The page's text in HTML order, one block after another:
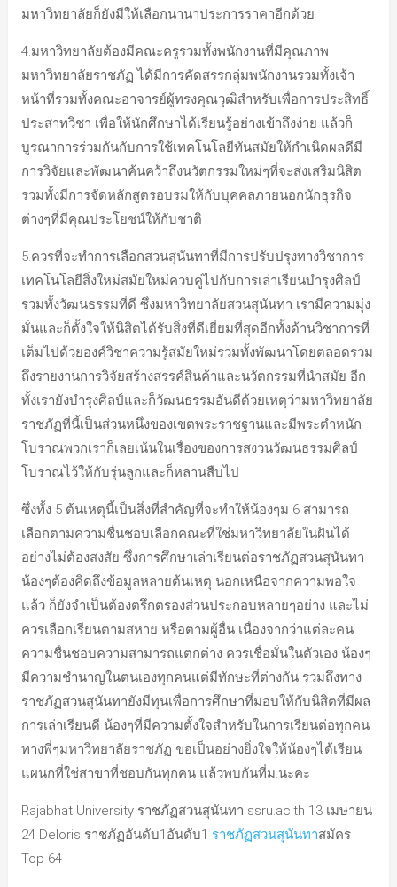
มหาวิทยาลัยก็ยังมีให้เลือกนานาประการราคาอีกด้วย
4.มหาวิทยาลัยต้องมีคณะครูรวมทั้งพนักงานที่มีคุณภาพ
มหาวิทยาลัยราชภัฏ ได้มีการคัดสรรกลุ่มพนักงานรวมทั้งเจ้า
หน้าที่รวมทั้งคณะอาจารย์ผู้ทรงคุณวุฒิสำหรับเพื่อการประสิทธิ์
ประสาทวิชา เพื่อให้นักศึกษาได้เรียนรู้อย่างเข้าถึงง่าย แล้วก็
บูรณาการร่วมกันกับการใช้เทคโนโลยีทันสมัยให้กำเนิดผลดีมี
การวิจัยและพัฒนาค้นคว้าถึงนวัตกรรมใหม่ๆที่จะส่งเสริมนิสิต
รวมทั้งมีการจัดหลักสูตรอบรมให้กับบุคคลภายนอกนักธุรกิจ
ต่างๆที่มีคุณประโยชน์ให้กับชาติ
5.ควรที่จะทำการเลือกสวนสุนันทาที่มีการปรับปรุงทางวิชาการ
เทคโนโลยีสิ่งใหม่สมัยใหม่ควบคู่ไปกับการเล่าเรียนบำรุงศิลป์
รวมทั้งวัฒนธรรมที่ดี ซึ่งมหาวิทยาลัยสวนสุนันทา เรามีความมุ่ง
มั่นและก็ตั้งใจให้นิสิตได้รับสิ่งที่ดีเยี่ยมที่สุดอีกทั้งด้านวิชาการที่
เต็มไปด้วยองค์วิชาความรู้สมัยใหม่รวมทั้งพัฒนาโดยตลอดรวม
ถึงรายงานการวิจัยสร้างสรรค์สินค้าและนวัตกรรมที่นำสมัย อีก
ทั้งเรายังบำรุงศิลป์และก็วัฒนธรรมอันดีด้วยเหตุว่ามหาวิทยาลัย
ราชภัฏที่นี้เป็นส่วนหนึ่งของเขตพระราชฐานและมีพระตำหนัก
โบราณพวกเราก็เลยเน้นในเรื่องของการสงวนวัฒนธรรมศิลป์
โบราณไว้ให้กับรุ่นลูกและก็หลานสืบไป
ซึ่งทั้ง 5 ต้นเหตุนี้เป็นสิ่งที่สำคัญที่จะทำให้น้องๆม 6 สามารถ
เลือกตามความชื่นชอบเลือกคณะที่ใช่มหาวิทยาลัยในฝันได้
อย่างไม่ต้องสงสัย ซึ่งการศึกษาเล่าเรียนต่อราชภัฏสวนสุนันทา
น้องๆต้องคิดถึงข้อมูลหลายต้นเหตุ นอกเหนือจากความพอใจ
แล้ว ก็ยังจำเป็นต้องตรึกตรองส่วนประกอบหลายๆอย่าง และไม่
ควรเลือกเรียนตามสหาย หรือตามผู้อื่น เนื่องจากว่าแต่ละคน
ความชื่นชอบความสามารถแตกต่าง ควรเชื่อมั่นในตัวเอง น้องๆ
มีความชำนาญในตนเองทุกคนแต่มีทักษะที่ต่างกัน รวมถึงทาง
ราชภัฏสวนสุนันทายังมีทุนเพื่อการศึกษาที่มอบให้กับนิสิตที่มีผล
การเล่าเรียนดี น้องๆที่มีความตั้งใจสำหรับในการเรียนต่อทุกคน
ทางพี่ๆมหาวิทยาลัยราชภัฏ ขอเป็นอย่างยิ่งใจให้น้องๆได้เรียน
แผนกที่ใช่สาขาที่ชอบกันทุกคน แล้วพบกันที่ม.นะคะ
Rajabhat University ราชภัฏสวนสุนันทา ssru.ac.th 13 เมษายน
24 Deloris ราชภัฏอันดับ1อันดับ1 ราชภัฏสวนสุนันทาสมัคร
Top 64